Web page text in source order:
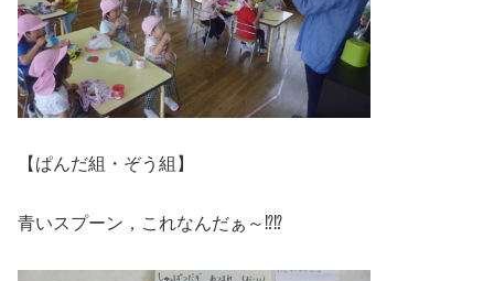
【ぱんだ組・ぞう組】
青いスプーン，これなんだぁ～⁉⁉